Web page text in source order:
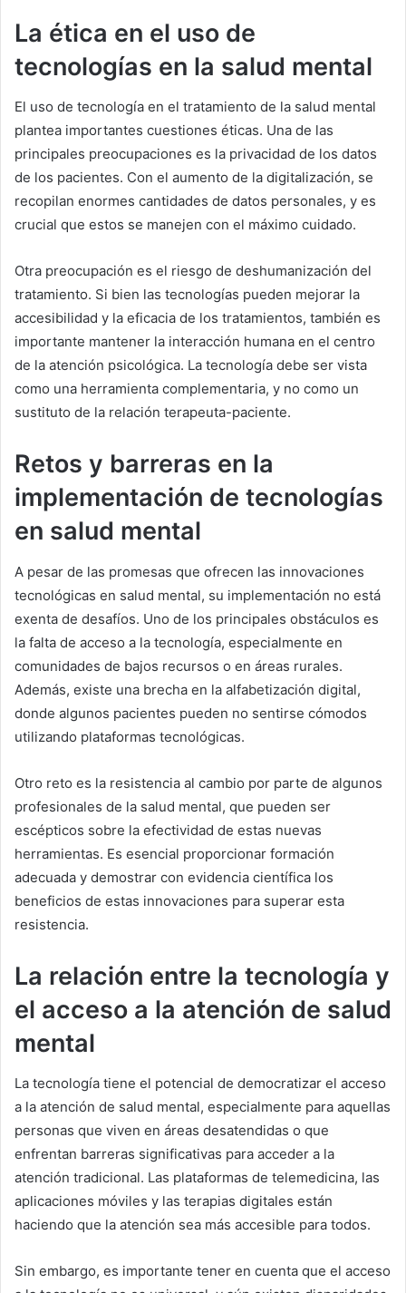
La ética en el uso de
tecnologías en la salud mental
El uso de tecnología en el tratamiento de la salud mental
plantea importantes cuestiones éticas. Una de las
principales preocupaciones es la privacidad de los datos
de los pacientes. Con el aumento de la digitalización, se
recopilan enormes cantidades de datos personales, y es
crucial que estos se manejen con el máximo cuidado.
Otra preocupación es el riesgo de deshumanización del
tratamiento. Si bien las tecnologías pueden mejorar la
accesibilidad y la eficacia de los tratamientos, también es
importante mantener la interacción humana en el centro
de la atención psicológica. La tecnología debe ser vista
como una herramienta complementaria, y no como un
sustituto de la relación terapeuta-paciente.
Retos y barreras en la
implementación de tecnologías
en salud mental
A pesar de las promesas que ofrecen las innovaciones
tecnológicas en salud mental, su implementación no está
exenta de desafíos. Uno de los principales obstáculos es
la falta de acceso a la tecnología, especialmente en
comunidades de bajos recursos o en áreas rurales.
Además, existe una brecha en la alfabetización digital,
donde algunos pacientes pueden no sentirse cómodos
utilizando plataformas tecnológicas.
Otro reto es la resistencia al cambio por parte de algunos
profesionales de la salud mental, que pueden ser
escépticos sobre la efectividad de estas nuevas
herramientas. Es esencial proporcionar formación
adecuada y demostrar con evidencia científica los
beneficios de estas innovaciones para superar esta
resistencia.
La relación entre la tecnología y
el acceso a la atención de salud
mental
La tecnología tiene el potencial de democratizar el acceso
a la atención de salud mental, especialmente para aquellas
personas que viven en áreas desatendidas o que
enfrentan barreras significativas para acceder a la
atención tradicional. Las plataformas de telemedicina, las
aplicaciones móviles y las terapias digitales están
haciendo que la atención sea más accesible para todos.
Sin embargo, es importante tener en cuenta que el acceso